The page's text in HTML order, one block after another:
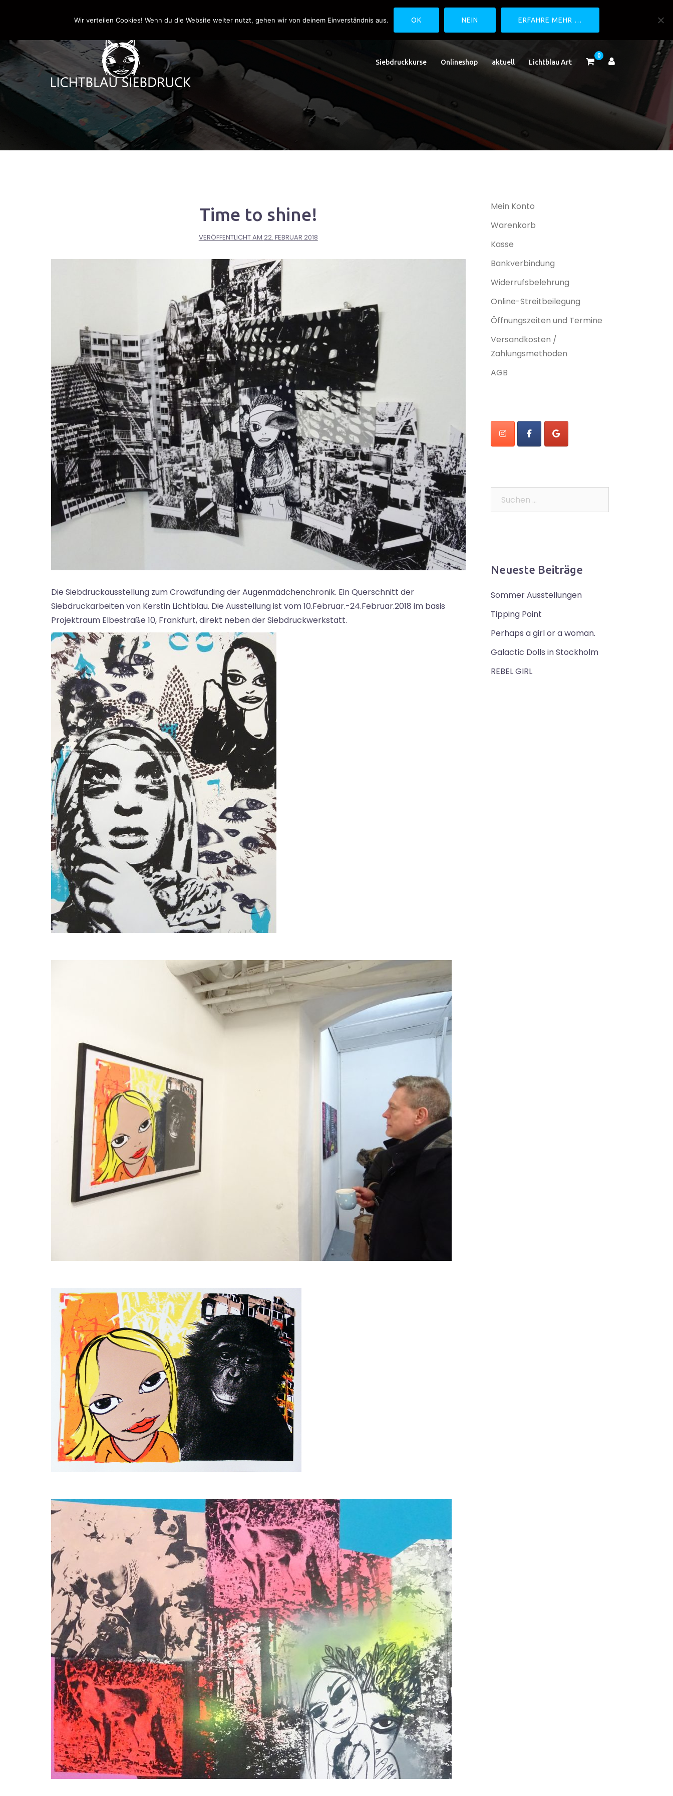
Siebdruckkurse Onlineshop aktuell Lichtblau Art
0
Time to shine!
VERÖFFENTLICHT AM 22. FEBRUAR 2018
Die Siebdruckausstellung zum Crowdfunding der Augenmädchenchronik. Ein Querschnitt der
Siebdruckarbeiten von Kerstin Lichtblau. Die Ausstellung ist vom 10.Februar.-24.Februar.2018 im basis
Projektraum Elbestraße 10, Frankfurt, direkt neben der Siebdruckwerkstatt.
Mein Konto
Warenkorb
Kasse
Bankverbindung
Widerrufsbelehrung
Online-Streitbeilegung
Öffnungszeiten und Termine
Versandkosten /
Zahlungsmethoden
AGB
Neueste Beiträge
Sommer Ausstellungen
Tipping Point
Perhaps a girl or a woman.
Galactic Dolls in Stockholm
REBEL GIRL
Wir verteilen Cookies! Wenn du die Website weiter nutzt, gehen wir von deinem Einverständnis aus. OK NEIN ERFAHRE MEHR …